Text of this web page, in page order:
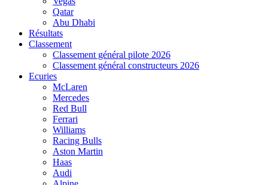
Qatar
Abu Dhabi
Résultats
Classement
Classement général pilote 2026
Classement général constructeurs 2026
Ecuries
McLaren
Mercedes
Red Bull
Ferrari
Williams
Racing Bulls
Aston Martin
Haas
Audi